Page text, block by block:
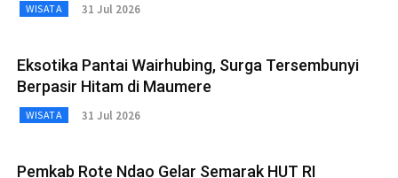
WISATA 31 Jul 2026
Eksotika Pantai Wairhubing, Surga Tersembunyi
Berpasir Hitam di Maumere
WISATA 31 Jul 2026
Pemkab Rote Ndao Gelar Semarak HUT RI